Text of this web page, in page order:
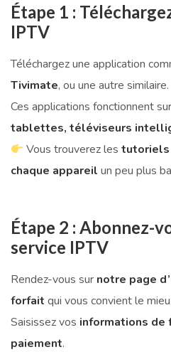
Étape 1 :
IPTV
Téléchargez une application
Tivimate, ou une autre similaire.
Ces applications fonctionnent sur
tablettes, téléviseurs
Vous trouverez lestutoriels
chaque appareil un peu plus
Étape 2 : Abonnez-
service IPTV
Rendez-vous sur notre page
forfait qui vous convient le
Saisissez vos informations de
paiement.